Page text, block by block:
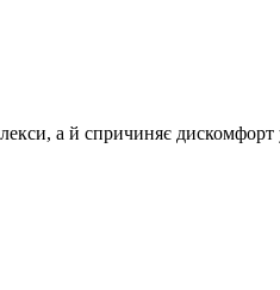
а й спричиняє дискомфорт